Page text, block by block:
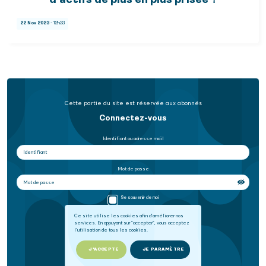
Ce site utilise les cookies afin d'améliorer nos
services. En appuyant sur "accepter", vous acceptez
l'utilisation de tous les cookies.
J'ACCEPTE JE PARAMÈTRE
22 Nov 2023 - 12h33
Cette partie du site est réservée aux abonnés
Connectez-vous
Identifiant ou adresse mail
Mot de passe
Se souvenir de moi
SE CONNECTER
Mot de passe oublié